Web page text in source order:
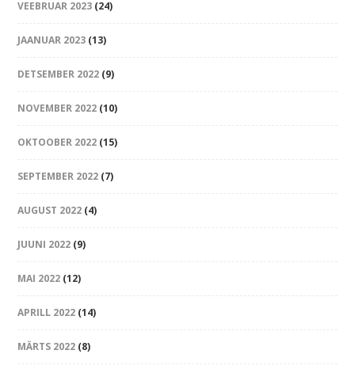
VEEBRUAR 2023 (24)
JAANUAR 2023 (13)
DETSEMBER 2022 (9)
NOVEMBER 2022 (10)
OKTOOBER 2022 (15)
SEPTEMBER 2022 (7)
AUGUST 2022 (4)
JUUNI 2022 (9)
MAI 2022 (12)
APRILL 2022 (14)
MÄRTS 2022 (8)